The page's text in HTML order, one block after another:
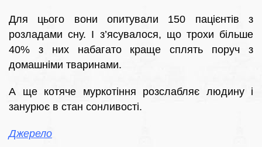
Для цього вони опитували 150 пацієнтів з
розладами сну. І з’ясувалося, що трохи більше
40% з них набагато краще сплять поруч з
домашніми тваринами.
А ще котяче муркотіння розслабляє людину і
занурює в стан сонливості.
Джерело